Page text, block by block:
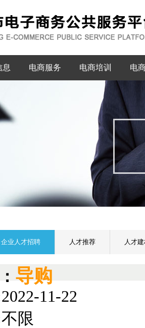
息 电商服务 电商培训 电
企业人才招聘 人才推荐 人才
导购
2022-11-22
不限